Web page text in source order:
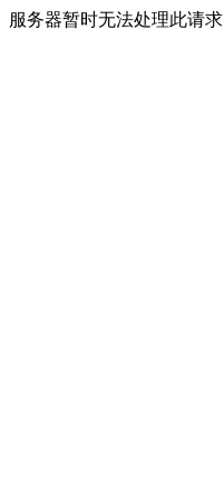
服务器暂时无法处理此请求